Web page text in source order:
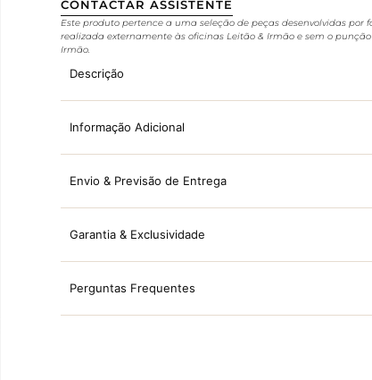
CONTACTAR ASSISTENTE
Este produto pertence a uma seleção de peças desenvolvidas por
realizada externamente às oficinas Leitão & Irmão e sem o
Irmão.
Descrição
Informação Adicional
Envio & Previsão de Entrega
Garantia & Exclusividade
Perguntas Frequentes